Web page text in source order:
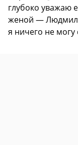
глубоко уважаю
женой —
я ничего не могу